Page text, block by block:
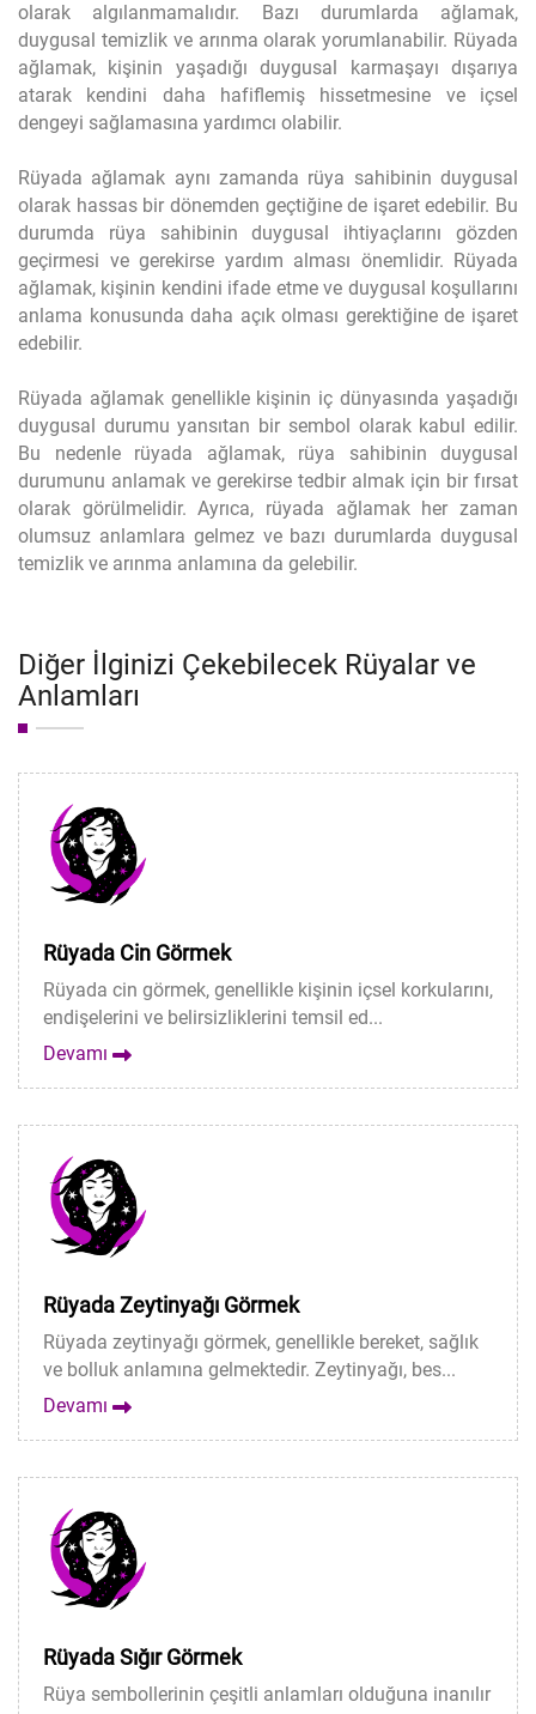
olarak algılanmamalıdır. Bazı durumlarda ağlamak,
duygusal temizlik ve arınma olarak yorumlanabilir. Rüyada
ağlamak, kişinin yaşadığı duygusal karmaşayı dışarıya
atarak kendini daha hafiflemiş hissetmesine ve içsel
dengeyi sağlamasına yardımcı olabilir.
Rüyada ağlamak aynı zamanda rüya sahibinin duygusal
olarak hassas bir dönemden geçtiğine de işaret edebilir. Bu
durumda rüya sahibinin duygusal ihtiyaçlarını gözden
geçirmesi ve gerekirse yardım alması önemlidir. Rüyada
ağlamak, kişinin kendini ifade etme ve duygusal koşullarını
anlama konusunda daha açık olması gerektiğine de işaret
edebilir.
Rüyada ağlamak genellikle kişinin iç dünyasında yaşadığı
duygusal durumu yansıtan bir sembol olarak kabul edilir.
Bu nedenle rüyada ağlamak, rüya sahibinin duygusal
durumunu anlamak ve gerekirse tedbir almak için bir fırsat
olarak görülmelidir. Ayrıca, rüyada ağlamak her zaman
olumsuz anlamlara gelmez ve bazı durumlarda duygusal
temizlik ve arınma anlamına da gelebilir.
Diğer İlginizi Çekebilecek Rüyalar ve
Anlamları
Rüyada Cin Görmek
Rüyada cin görmek, genellikle kişinin içsel korkularını,
endişelerini ve belirsizliklerini temsil ed...
Devamı
Rüyada Zeytinyağı Görmek
Rüyada zeytinyağı görmek, genellikle bereket, sağlık
ve bolluk anlamına gelmektedir. Zeytinyağı, bes...
Devamı
Rüyada Sığır Görmek
Rüya sembollerinin çeşitli anlamları olduğuna inanılır